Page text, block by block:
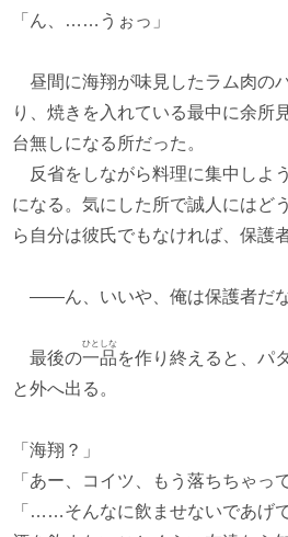
「ん、……うぉっ」
昼間に海翔が味見したラム肉の
り、焼きを入れている最中に余所
台無しになる所だった。
反省をしながら料理に集中しよ
になる。気にした所で誠人にはど
ら自分は彼氏でもなければ、保護
――ん、いいや、俺は保護者だな
最後の一品
ひとしな
を作り終えると、パ
と外へ出る。
「海翔？」
「あー、コイツ、もう落ちちゃっ
「……そんなに飲ませないであげ